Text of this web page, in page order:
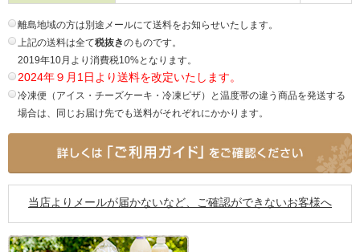
離島地域の方は別途メールにて送料をお知らせいたします。
上記の送料は全て税抜きのものです。
2019年10月より消費税10%となります。
2024年９月1日より送料を改定いたします。
冷凍便（アイス・チーズケーキ・冷凍ピザ）と温度帯の違う商品を発送する
場合は、同じお届け先でも送料がそれぞれにかかります。
当店よりメールが届かないなど、ご確認ができないお客様へ